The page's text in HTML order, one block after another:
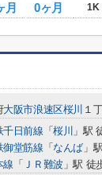
月 0ヶ月 1K
大阪市浪速区桜川 １
千日前線 「桜川 」駅
御堂筋線 「 なんば 」
線 「 ＪＲ難波 」駅 徒